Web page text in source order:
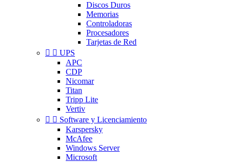
Discos Duros
Memorias
Controladoras
Procesadores
Tarjetas de Red
  UPS
APC
CDP
Nicomar
Titan
Tripp Lite
Vertiv
  Software y Licenciamiento
Karspersky
McAfee
Windows Server
Microsoft